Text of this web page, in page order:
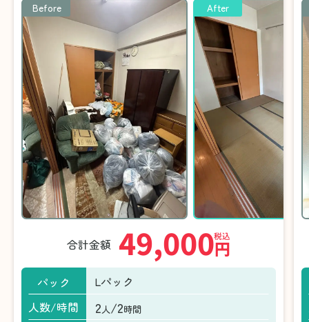
Before After
合計金額 49,000円
税込
パック
Lパック
人数/時間
2人/2時間